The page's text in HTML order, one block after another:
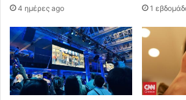
4 ημέρες ago 1